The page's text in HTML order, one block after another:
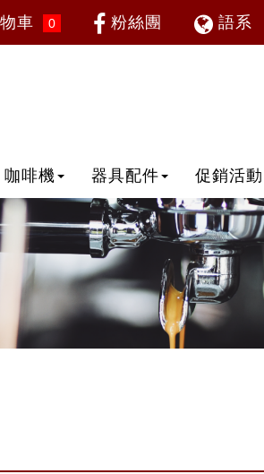
車 0 粉絲團 語系
咖啡機 器具配件 促銷活動